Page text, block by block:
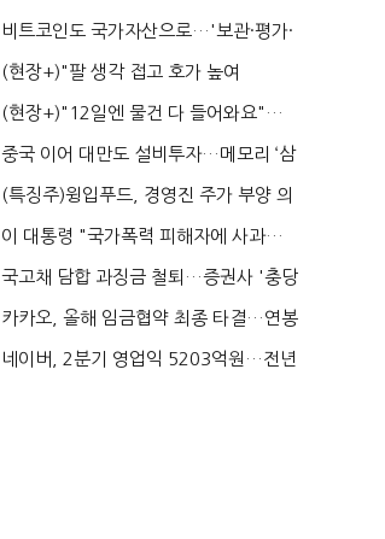
로봇·AI 등 논...
비트코인도 국가자산으로…'보관·평가·
처분' 기준은 ...
(현장+)"팔 생각 접고 호가 높여
요"…'덜 똘똘한 한 채' 20...
(현장+)"12일엔 물건 다 들어와요"…
빈 매대 채우며 문 연 ...
중국 이어 대만도 설비투자…메모리 ‘삼
국전쟁’
(특징주)윙입푸드, 경영진 주가 부양 의
지에 상한가...
이 대통령 "국가폭력 피해자에 사과…
적극적 조사로 진...
국고채 담합 과징금 철퇴…증권사 '충당
금 폭탄' 우려...
카카오, 올해 임금협약 최종 타결…연봉
6.3% 인상·격려...
네이버, 2분기 영업익 5203억원…전년